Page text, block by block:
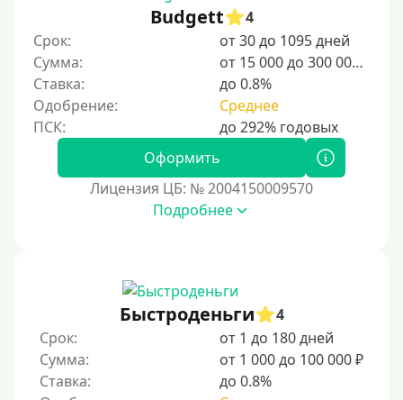
Для мужчин
Женский займ
Мамам в декрете
Без прописки
С временной регистрацией
Пенсионерам до 70 лет
Пенсионерам до 75 лет
Пенсионерам до 80 лет
Пенсионерам до 85 лет
Budgett
4
Срок:
от 30 до 1095 дней
Сумма:
от 15 000 до 300 000 ₽
Ставка:
до 0.8%
Одобрение:
Среднее
Оформить
Лицензия ЦБ: № 2004150009570
Подробнее
Быстроденьги
4
Срок:
от 1 до 180 дней
Сумма:
от 1 000 до 100 000 ₽
Ставка:
до 0.8%